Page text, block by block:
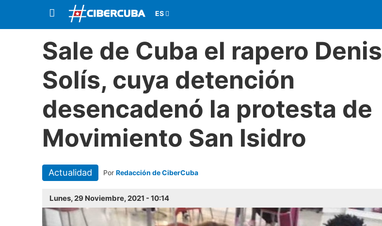
Sale de Cuba el rapero Denis
Solís, cuya detención
desencadenó la protesta de
Movimiento San Isidro
Actualidad Por Redacción de CiberCuba
Lunes, 29 Noviembre, 2021 - 10:14